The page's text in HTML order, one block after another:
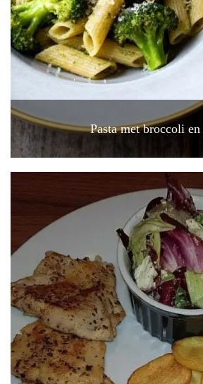
Pasta met broccoli en